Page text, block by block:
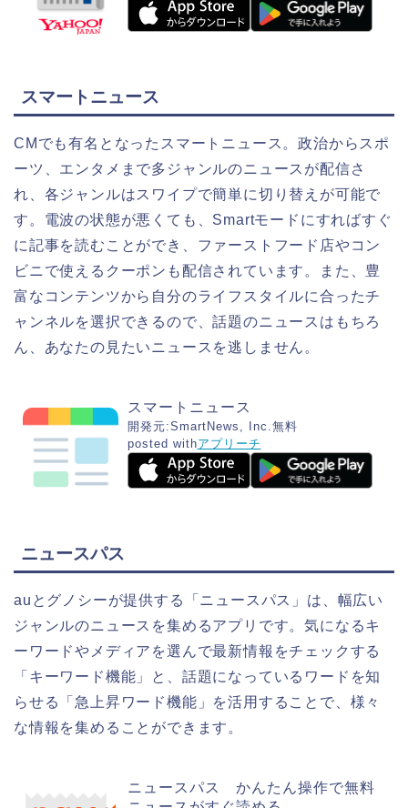
スマートニュース
CMでも有名となったスマートニュース。政治からスポ
ーツ、エンタメまで多ジャンルのニュースが配信さ
れ、各ジャンルはスワイプで簡単に切り替えが可能で
す。電波の状態が悪くても、Smartモードにすればすぐ
に記事を読むことができ、ファーストフード店やコン
ビニで使えるクーポンも配信されています。また、豊
富なコンテンツから自分のライフスタイルに合ったチ
ャンネルを選択できるので、話題のニュースはもちろ
ん、あなたの見たいニュースを逃しません。
スマートニュース
開発元:SmartNews, Inc. 無料
posted withアプリーチ
ニュースパス
auとグノシーが提供する「ニュースパス」は、幅広い
ジャンルのニュースを集めるアプリです。気になるキ
ーワードやメディアを選んで最新情報をチェックする
「キーワード機能」と、話題になっているワードを知
らせる「急上昇ワード機能」を活用することで、様々
な情報を集めることができます。
ニュースパス かんたん操作で無料